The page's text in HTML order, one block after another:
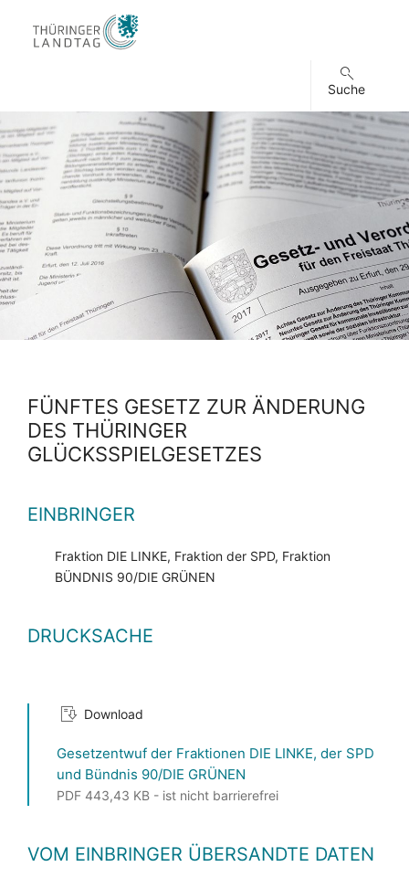
Suche
FÜNFTES GESETZ ZUR ÄNDERUNG
DES THÜRINGER
GLÜCKSSPIELGESETZES
EINBRINGER
Fraktion DIE LINKE, Fraktion der SPD, Fraktion
BÜNDNIS 90/DIE GRÜNEN
DRUCKSACHE
Download
Gesetzentwuf der Fraktionen DIE LINKE, der SPD
und Bündnis 90/DIE GRÜNEN
PDF 443,43 KB - ist nicht barrierefrei
VOM EINBRINGER ÜBERSANDTE DATEN